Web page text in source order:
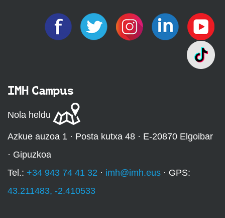
IMH Campus
Nola heldu
Azkue auzoa 1 · Posta kutxa 48 · E-20870 Elgoibar
· Gipuzkoa
Tel.: +34 943 74 41 32 · imh@imh.eus · GPS:
43.211483, -2.410533